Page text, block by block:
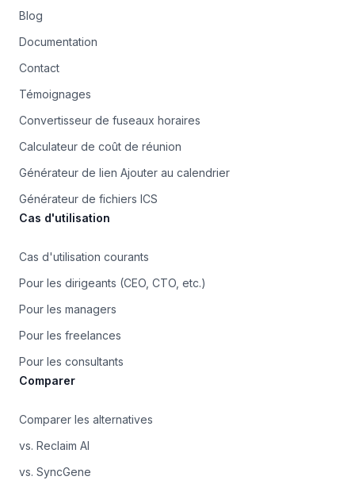
Blog
Documentation
Contact
Témoignages
Convertisseur de fuseaux horaires
Calculateur de coût de réunion
Générateur de lien Ajouter au calendrier
Générateur de fichiers ICS
Cas d'utilisation
Cas d'utilisation courants
Pour les dirigeants (CEO, CTO, etc.)
Pour les managers
Pour les freelances
Pour les consultants
Comparer
Comparer les alternatives
vs. Reclaim AI
vs. SyncGene